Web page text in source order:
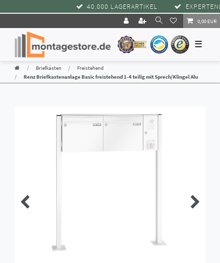
40.000 LAGERARTIKEL
0,00 EUR
☰
Briefkästen
Freistehend
Renz Briefkastenanlage Basic freistehend 1-4 teilig mit Sprech/Klingel Alu